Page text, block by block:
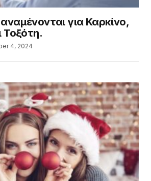
για Καρκίνο,
Τοξότη.
4, 2024